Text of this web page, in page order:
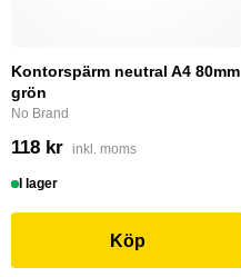
Kontorspärm neutral A4 80mm
grön
No Brand
118 kr inkl. moms
I lager
Köp